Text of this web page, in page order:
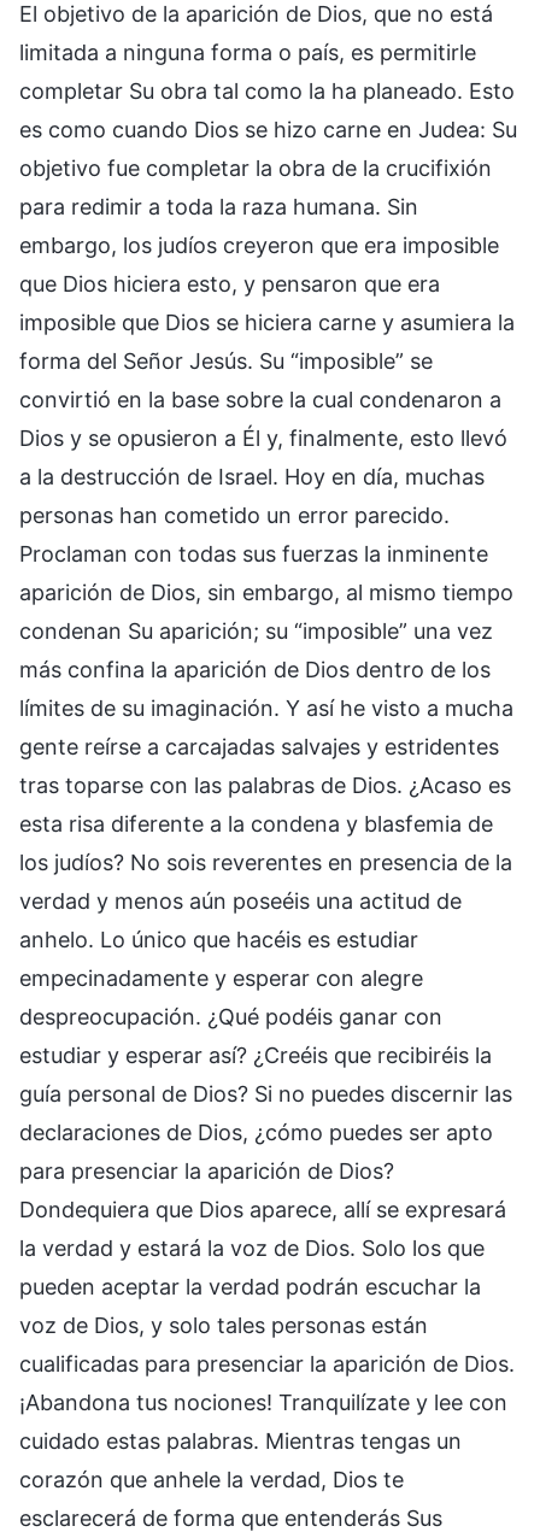
El objetivo de la aparición de Dios, que no está
limitada a ninguna forma o país, es permitirle
completar Su obra tal como la ha planeado. Esto
es como cuando Dios se hizo carne en Judea: Su
objetivo fue completar la obra de la crucifixión
para redimir a toda la raza humana. Sin
embargo, los judíos creyeron que era imposible
que Dios hiciera esto, y pensaron que era
imposible que Dios se hiciera carne y asumiera la
forma del Señor Jesús. Su “imposible” se
convirtió en la base sobre la cual condenaron a
Dios y se opusieron a Él y, finalmente, esto llevó
a la destrucción de Israel. Hoy en día, muchas
personas han cometido un error parecido.
Proclaman con todas sus fuerzas la inminente
aparición de Dios, sin embargo, al mismo tiempo
condenan Su aparición; su “imposible” una vez
más confina la aparición de Dios dentro de los
límites de su imaginación. Y así he visto a mucha
gente reírse a carcajadas salvajes y estridentes
tras toparse con las palabras de Dios. ¿Acaso es
esta risa diferente a la condena y blasfemia de
los judíos? No sois reverentes en presencia de la
verdad y menos aún poseéis una actitud de
anhelo. Lo único que hacéis es estudiar
empecinadamente y esperar con alegre
despreocupación. ¿Qué podéis ganar con
estudiar y esperar así? ¿Creéis que recibiréis la
guía personal de Dios? Si no puedes discernir las
declaraciones de Dios, ¿cómo puedes ser apto
para presenciar la aparición de Dios?
Dondequiera que Dios aparece, allí se expresará
la verdad y estará la voz de Dios. Solo los que
pueden aceptar la verdad podrán escuchar la
voz de Dios, y solo tales personas están
cualificadas para presenciar la aparición de Dios.
¡Abandona tus nociones! Tranquilízate y lee con
cuidado estas palabras. Mientras tengas un
corazón que anhele la verdad, Dios te
esclarecerá de forma que entenderás Sus